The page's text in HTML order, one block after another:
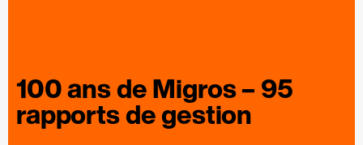
100 ans deMigros– 95
rapportsdegestion